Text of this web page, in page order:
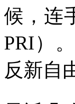
候，连
PRI）。
反新自